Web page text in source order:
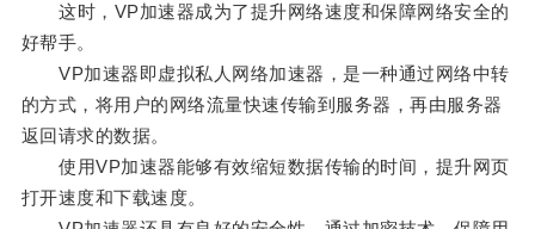
这时，VP加速器成为了提升网络速度和保障网络安全的
好帮手。
VP加速器即虚拟私人网络加速器，是一种通过网络中转
的方式，将用户的网络流量快速传输到服务器，再由服务器
返回请求的数据。
使用VP加速器能够有效缩短数据传输的时间，提升网页
打开速度和下载速度。